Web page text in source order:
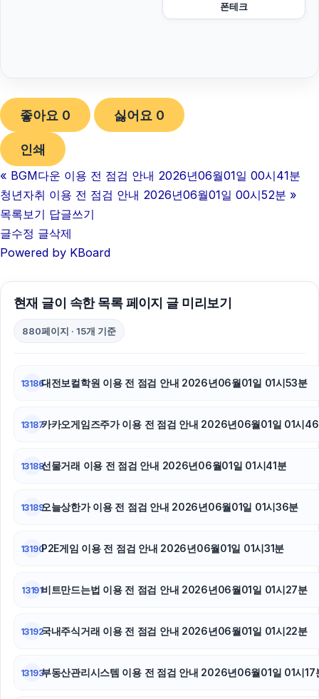
폰테크
좋아요 0 싫어요 0
인쇄
« BGM다운 이용 전 점검 안내 2026년06월01일 00시41분
청년자취 이용 전 점검 안내 2026년06월01일 00시52분 »
목록보기 답글쓰기
글수정 글삭제
Powered by KBoard
현재 글이 속한 목록 페이지 글 미리보기
880페이지 · 15개 기준
13186대전보컬학원 이용 전 점검 안내 2026년06월01일 01시53분
13187카카오게임즈주가 이용 전 점검 안내 2026년06월01일 01시
13188선물거래 이용 전 점검 안내 2026년06월01일 01시41분
13189오늘상한가 이용 전 점검 안내 2026년06월01일 01시36분
13190P2E게임 이용 전 점검 안내 2026년06월01일 01시31분
13191비트만드는법 이용 전 점검 안내 2026년06월01일 01시27분
13192국내주식거래 이용 전 점검 안내 2026년06월01일 01시22분
13193부동산관리시스템 이용 전 점검 안내 2026년06월01일 01시17